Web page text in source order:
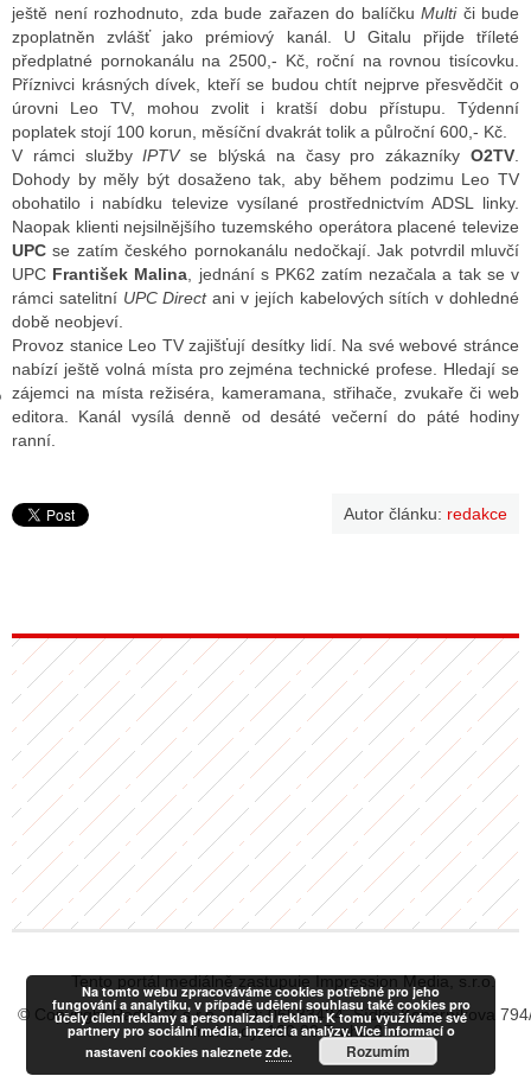
STÁT BLOGEREM
BLOGERA
DISKUTÉRA NA RADIOTV
STARŠÍCH DISKUZÍ
ještě není rozhodnuto, zda bude zařazen do balíčku Multiči bude
zpoplatněn zvlášť jako prémiový kanál. U Gitalu přijde tříleté
předplatné pornokanálu na 2500,- Kč, roční na rovnou tisícovku.
Příznivci krásných dívek, kteří se budou chtít nejprve přesvědčit o
úrovni Leo TV, mohou zvolit i kratší dobu přístupu. Týdenní
poplatek stojí 100 korun, měsíční dvakrát tolik a půlroční 600,- Kč.
V rámci službyIPTVse blýská na časy pro zákazníky O2TV
Dohody by měly být dosaženo tak, aby během podzimu Leo TV
obohatilo i nabídku televize vysílané prostřednictvím ADSL linky.
Naopak klienti nejsilnějšího tuzemského operátora placené televize
UPC se zatím českého pornokanálu nedočkají. Jak potvrdil mluvčí
UPC František Malina , jednání s PK62 zatím nezačala a tak se v
rámci satelitní UPC Directani v jejích kabelových sítích v dohledné
době neobjeví.
Provoz stanice Leo TV zajišťují desítky lidí. Na své webové stránce
nabízí ještě volná místa pro zejména technické profese. Hledají se
zájemci na místa režiséra, kameramana, střihače, zvukaře či web
editora. Kanál vysílá denně od desáté večerní do páté hodiny
ranní.
Autor článku: redakce
Tento portál mediálně zastupuje Impression Media, s.r.o.
© Copyright RadiaCZ s.r.o., IČO: 06533434, Sídlo: Koperníkova
Vinohrady, 120 00 Praha 2
Na tomto webu zpracováváme cookies potřebné pro jeho
fungování a analytiku, v případě udělení souhlasu také cookies pro
účely cílení reklamy a personalizaci reklam. K tomu využíváme své
partnery pro sociální média, inzerci a analýzy. Více informací o
nastavení cookies naleznete zde. Rozumím